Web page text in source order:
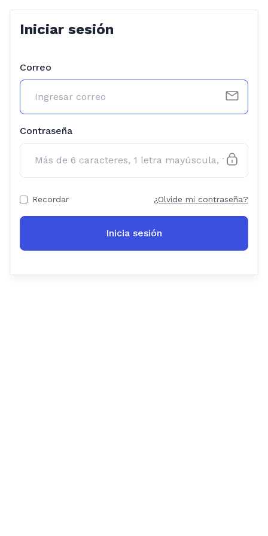
Iniciar sesión
Correo
Contraseña
Recordar ¿Olvide mi contraseña?